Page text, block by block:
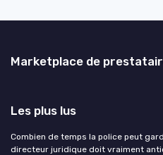
Marketplace de
Les plus lus
Combien de temps la police peut
directeur juridique doit vraiment